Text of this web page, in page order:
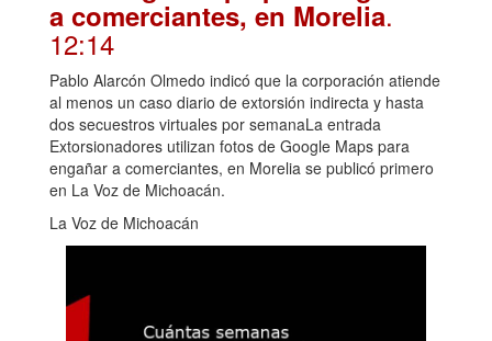
a comerciantes, en Morelia.
12:14
Pablo Alarcón Olmedo indicó que la corporación atiende
al menos un caso diario de extorsión indirecta y hasta
dos secuestros virtuales por semanaLa entrada
Extorsionadores utilizan fotos de Google Maps para
engañar a comerciantes, en Morelia se publicó primero
en La Voz de Michoacán.
La Voz de Michoacán